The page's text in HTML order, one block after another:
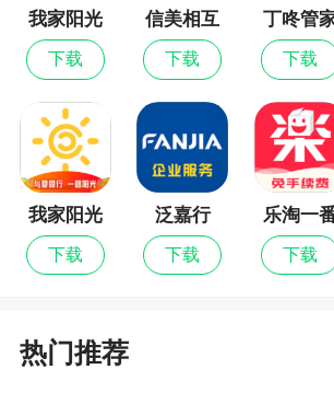
分享好友购买还能获得返利优惠，
省钱，一需要的小伙伴们，欢迎来
不负你所望
2、这款软件内有非常多的商品
在这里购买各种实惠的商品，平台
日用百货到吃穿数码等等，让你购
3、通过百宝袋app还能随时抢
哦
我家阳光
下载
信美相互
下载
丁咚管
下载
我家阳光
最新版
下载
泛嘉行
下载
乐淘一
下载
热门推荐